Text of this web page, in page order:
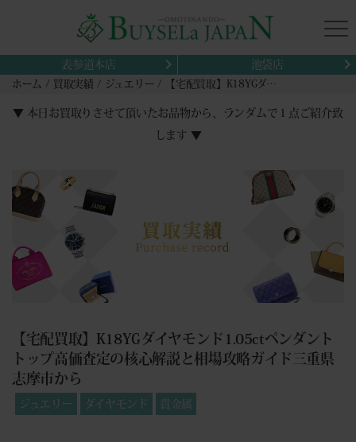
表参道本店 池袋店
ホーム 買取実績 ジュエリー 【宅配買取】K18YGダイヤモンド1.05ctペンダントトップ高価査定の核心解説と相場攻略ガイド三重県志摩市から
▼ 本日お買取りさせて頂いたお品物から、ランダムで１点ご紹介致
します ▼
【宅配買取】K18YGダイヤモンド1.05ctペンダント
トップ高価査定の核心解説と相場攻略ガイド三重県
志摩市から
ジュエリー ダイヤモンド 貴金属